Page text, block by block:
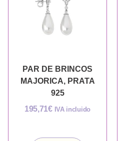
PAR DE BRINCOS
MAJORICA, PRATA
925
195,71€ IVA incluido